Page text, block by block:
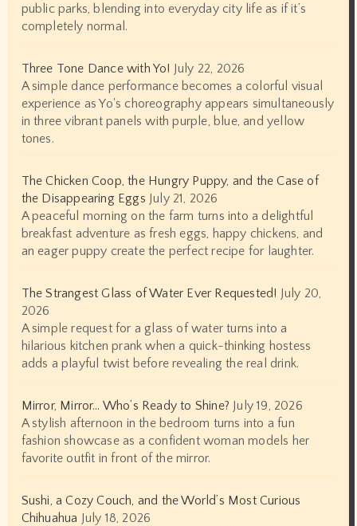
public parks, blending into everyday city life as if it’s
completely normal.
Three Tone Dance with Yo! July 22, 2026
A simple dance performance becomes a colorful visual
experience as Yo's choreography appears simultaneously
in three vibrant panels with purple, blue, and yellow
tones.
The Chicken Coop, the Hungry Puppy, and the Case of
the Disappearing Eggs July 21, 2026
A peaceful morning on the farm turns into a delightful
breakfast adventure as fresh eggs, happy chickens, and
an eager puppy create the perfect recipe for laughter.
The Strangest Glass of Water Ever Requested! July 20,
2026
A simple request for a glass of water turns into a
hilarious kitchen prank when a quick-thinking hostess
adds a playful twist before revealing the real drink.
Mirror, Mirror… Who’s Ready to Shine? July 19, 2026
A stylish afternoon in the bedroom turns into a fun
fashion showcase as a confident woman models her
favorite outfit in front of the mirror.
Sushi, a Cozy Couch, and the World’s Most Curious
Chihuahua July 18, 2026